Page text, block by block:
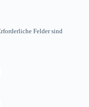
Felder sind